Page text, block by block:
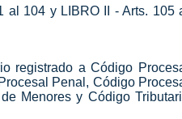
al 104 y LIBRO II - Arts. 105
registrado a Código
Penal, Código
Menores y Código